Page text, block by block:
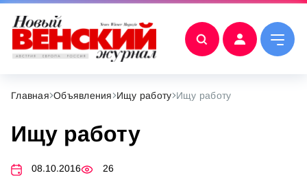
Главная Объявления Ищу работу Ищу работу
Ищу работу
08.10.2016 26